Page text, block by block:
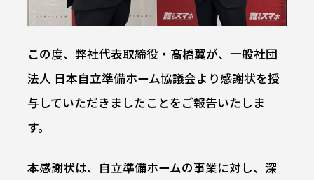
この度、弊社代表取締役・髙橋翼が、一般社団
法人 日本自立準備ホーム協議会より感謝状を授
与していただきましたことをご報告いたしま
す。
本感謝状は、自立準備ホームの事業に対し、深